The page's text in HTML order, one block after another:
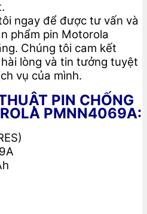
ngay để được tư vấn và
phẩm pin Motorola
Chúng tôi cam kết
lòng và tin tưởng tuyệt
vụ của mình.
PIN CHỐNG
PMNN4069A: